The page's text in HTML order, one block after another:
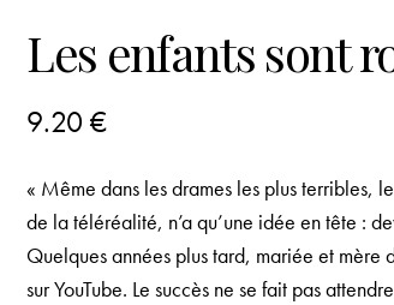
Les enfants sont
9.20€
« Même dans les drames les plus terribles,
de la téléréalité, n’a qu’une idée en tête :
Quelques années plus tard, mariée et
sur YouTube. Le succès ne se fait pas